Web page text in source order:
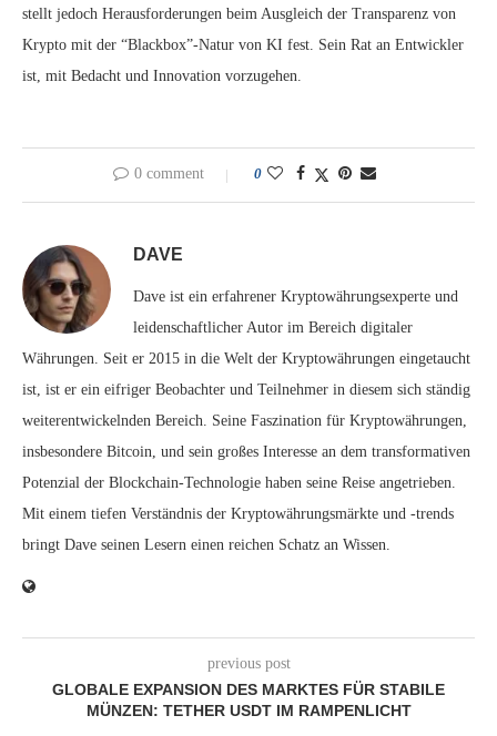
stellt jedoch Herausforderungen beim Ausgleich der Transparenz von
Krypto mit der “Blackbox”-Natur von KI fest. Sein Rat an Entwickler
ist, mit Bedacht und Innovation vorzugehen.
0 comment 0
DAVE
Dave ist ein erfahrener Kryptowährungsexperte und
leidenschaftlicher Autor im Bereich digitaler
Währungen. Seit er 2015 in die Welt der Kryptowährungen eingetaucht
ist, ist er ein eifriger Beobachter und Teilnehmer in diesem sich ständig
weiterentwickelnden Bereich. Seine Faszination für Kryptowährungen,
insbesondere Bitcoin, und sein großes Interesse an dem transformativen
Potenzial der Blockchain-Technologie haben seine Reise angetrieben.
Mit einem tiefen Verständnis der Kryptowährungsmärkte und -trends
bringt Dave seinen Lesern einen reichen Schatz an Wissen.
previous post
GLOBALE EXPANSION DES MARKTES FÜR STABILE
MÜNZEN: TETHER USDT IM RAMPENLICHT